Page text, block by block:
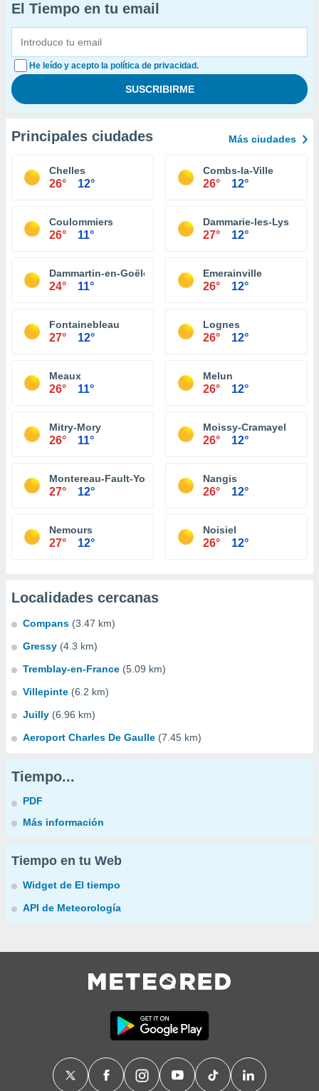
El Tiempo en tu email
He leído y acepto la política de privacidad.
Principales ciudades Más ciudades
Chelles
26° 12°
Combs-la-Ville
26° 12°
Coulommiers
26° 11°
Dammarie-les-Lys
27° 12°
Dammartin-en-Goële
24° 11°
Emerainville
26° 12°
Fontainebleau
27° 12°
Lognes
26° 12°
Meaux
26° 11°
Melun
26° 12°
Mitry-Mory
26° 11°
Moissy-Cramayel
26° 12°
Montereau-Fault-Yonne
27° 12°
Nangis
26° 12°
Nemours
27° 12°
Noisiel
26° 12°
Localidades cercanas
Compans (3.47 km)
Gressy (4.3 km)
Tremblay-en-France (5.09 km)
Villepinte (6.2 km)
Juilly (6.96 km)
Aeroport Charles De Gaulle (7.45 km)
Tiempo...
PDF
Más información
Tiempo en tu Web
Widget de El tiempo
API de Meteorología